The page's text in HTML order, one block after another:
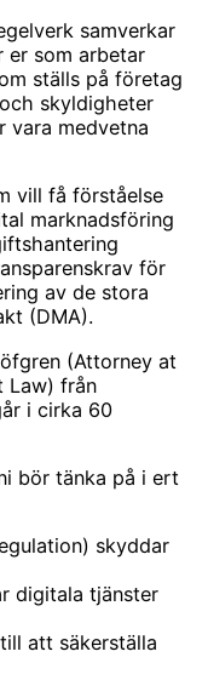
samverkar
er som arbetar
ställs på företag
skyldigheter
vara medvetna
vill få förståelse
marknadsföring
för
av de stora
(DMA).
(Attorney at
Law) från
i cirka 60
bör tänka på i ert
skyddar
digitala tjänster
att säkerställa